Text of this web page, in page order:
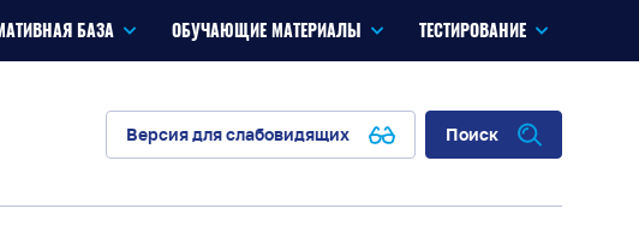
БАЗА ОБУЧАЮЩИЕ МАТЕРИАЛЫ ТЕСТИРОВАНИЕ
Версия для слабовидящих Поиск